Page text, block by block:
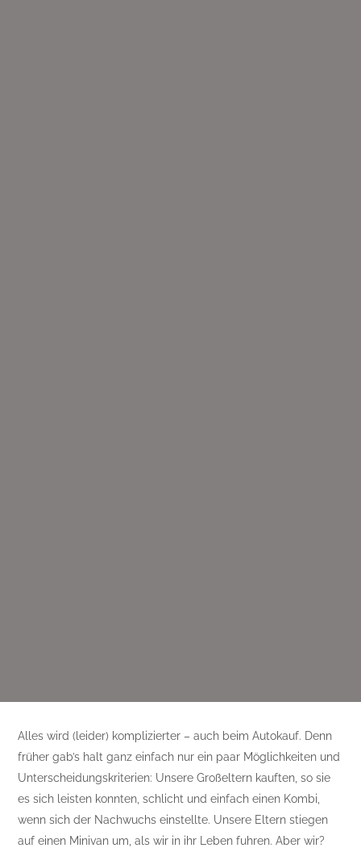
Alles wird (leider) komplizierter – auch beim Autokauf. Denn
früher gab’s halt ganz einfach nur ein paar Möglichkeiten und
Unterscheidungskriterien: Unsere Großeltern kauften, so sie
es sich leisten konnten, schlicht und einfach einen Kombi,
wenn sich der Nachwuchs einstellte. Unsere Eltern stiegen
auf einen Minivan um, als wir in ihr Leben fuhren. Aber wir?